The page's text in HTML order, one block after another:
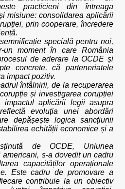
practicieni din întreaga
misiune: consolidarea aplicării
prin cooperare, încredere
specială pentru noi,
moment în care România
de aderare la OCDE și
concrete, că parteneriatele
impact pozitiv.
întâlnirii, de la recuperarea
și investigarea corupției
aplicării legii asupra
evoluția unei abordări
depășește logica sancțiunii
echității economice și a
de OCDE, Uniunea
s-a dovedit un cadru
capacităților operaționale
Este cadru de promovare a
contribuie la un obiectiv